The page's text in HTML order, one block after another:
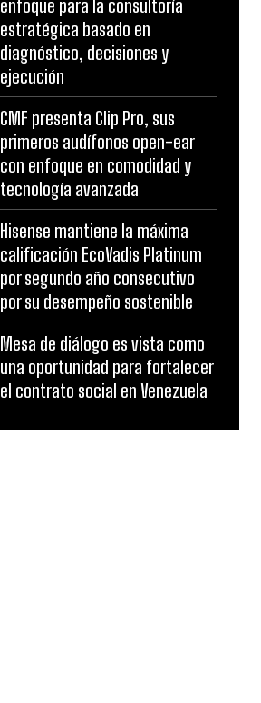
enfoque para la consultoría
estratégica basado en
diagnóstico, decisiones y
ejecución
CMF presenta Clip Pro, sus
primeros audífonos open-ear
con enfoque en comodidad y
tecnología avanzada
Hisense mantiene la máxima
calificación EcoVadis Platinum
por segundo año consecutivo
por su desempeño sostenible
Mesa de diálogo es vista como
una oportunidad para fortalecer
el contrato social en Venezuela